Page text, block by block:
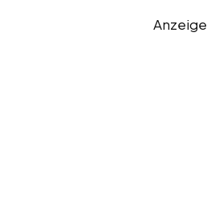
Anzeige